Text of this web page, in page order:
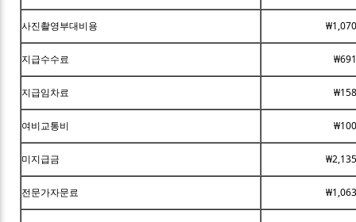
사진촬영부대비용
지급수수료
지급임차료
여비교통비
미지급금
전문가자문료